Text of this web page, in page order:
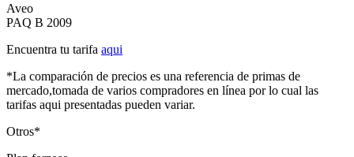
Aveo
PAQ B 2009
Encuentra tu tarifa aqui
*La comparación de precios es una referencia de primas de
mercado,tomada de varios compradores en línea por lo cual las
tarifas aqui presentadas pueden variar.
Otros*